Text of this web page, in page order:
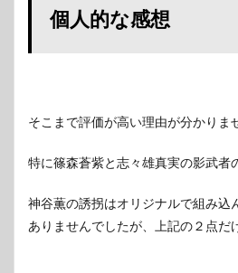
個人的な感想
そこまで評価が高い理由が分かりま
特に篠森蒼紫と志々雄真実の影武者
神谷薫の誘拐はオリジナルで組み込
ありませんでしたが、上記の２点だ